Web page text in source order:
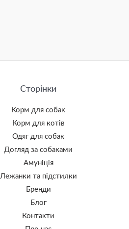
Сторінки
Корм для собак
Корм для котів
Одяг для собак
Догляд за собаками
Амуніція
Лежанки та підстилки
Бренди
Блог
Контакти